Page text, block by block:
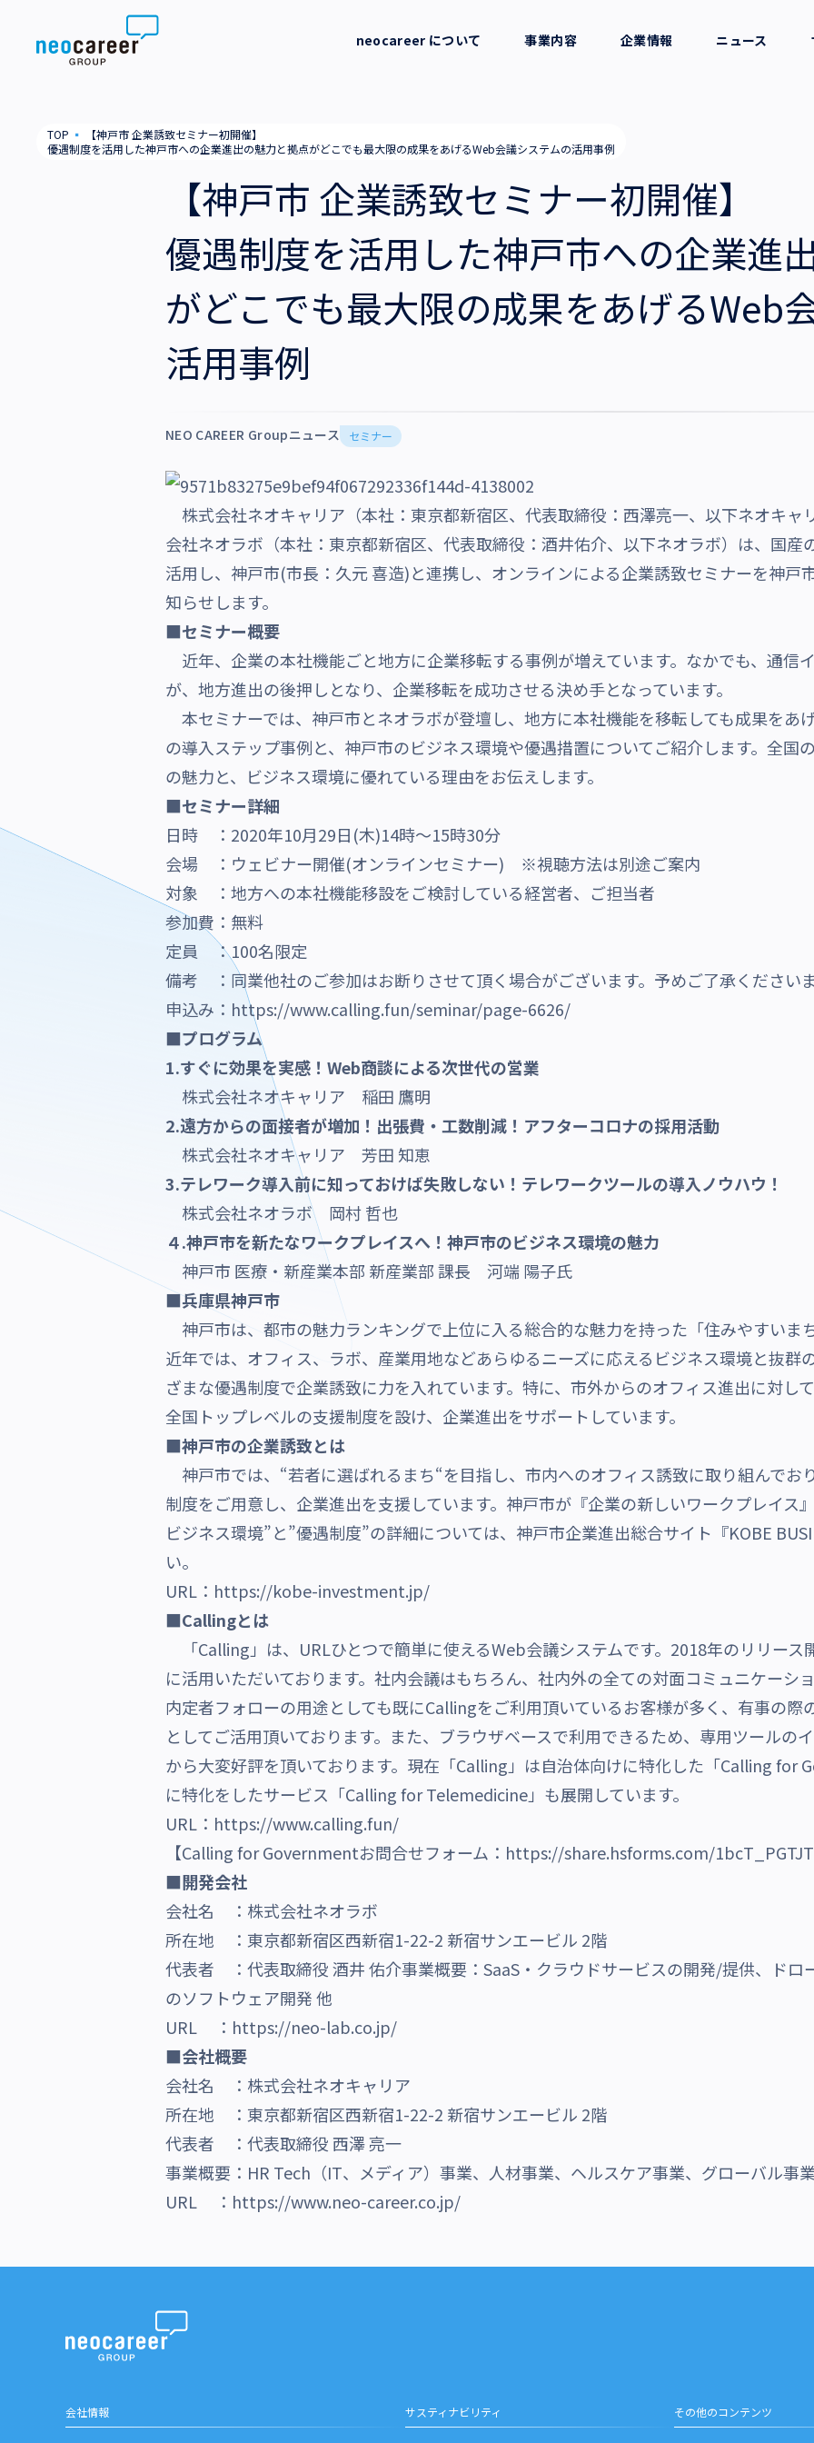
代表メッセージ
事業内容
neocareer について 事業内容 企業情報
拠点一覧
ニュース
TOP ▪
【神戸市 企業誘致セミナー初開催】
優遇制度を活用した神戸市への企業進出の魅力と拠点がどこでも最大限の成果をあげるWeb会議システムの活用事例
【神戸市 企業誘致セミナー初開催】
優遇制度を活用した神戸市への企業進
がどこでも最大限の成果をあげるWeb
活用事例
NEO CAREER Groupニュース セミナー
株式会社ネオキャリア（本社：東京都新宿区、代表取締役：西澤亮一、以下ネオキャ
会社ネオラボ（本社：東京都新宿区、代表取締役：酒井佑介、以下ネオラボ）は、国
活用し、神戸市(市長：久元 喜造)と連携し、オンラインによる企業誘致セミナーを神戸
知らせします。
■セミナー概要
近年、企業の本社機能ごと地方に企業移転する事例が増えています。なかでも、通信
が、地方進出の後押しとなり、企業移転を成功させる決め手となっています。
本セミナーでは、神戸市とネオラボが登壇し、 地方に本社機能を移転しても成果をあ
の導入ステップ事例と、神戸市のビジネス環境や優遇措置についてご紹介します。 全国
の魅力と、ビジネス環境に優れている理由をお伝えします。
■セミナー詳細
日時 ：2020年10月29日(木)14時～15時30分
会場 ：ウェビナー開催(オンラインセミナー) ※視聴方法は別途ご案内
対象 ：地方への本社機能移設をご検討している経営者、ご担当者
参加費：無料
定員 ：100名限定
備考 ：同業他社のご参加はお断りさせて頂く場合がございます。予めご了承ください
申込み： https://www.calling.fun/seminar/page-6626/
■プログラム
1.すぐに効果を実感！Web商談による次世代の営業
株式会社ネオキャリア 稲田 鷹明
2.遠方からの面接者が増加！出張費・工数削減！アフターコロナの採用活動
株式会社ネオキャリア 芳田 知恵
3.テレワーク導入前に知っておけば失敗しない！テレワークツールの導入ノウハウ！
株式会社ネオラボ 岡村 哲也
４.神戸市を新たなワークプレイスへ！神戸市のビジネス環境の魅力
神戸市 医療・新産業本部 新産業部 課長 河端 陽子氏
■兵庫県神戸市
神戸市は、 都市の魅力ランキングで上位に入る総合的な魅力を持った「住みやすいま
近年では、 オフィス、ラボ、産業用地などあらゆるニーズに応えるビジネス環境と抜群
ざまな優遇制度で企業誘致に力を入れています。 特に、市外からのオフィス進出に対し
全国トップレベルの支援制度を設け、企業進出をサポートしています。
■神戸市の企業誘致とは
神戸市では、“若者に選ばれるまち“を目指し、市内へのオフィス誘致に取り組んでお
制度をご用意し、企業進出を支援しています。神戸市が『企業の新しいワークプレイス
ビジネス環境”と”優遇制度”の詳細については、神戸市企業進出総合サイト 『KOBE
い。
URL： https://kobe-investment.jp/
■Callingとは
「Calling」は、URLひとつで簡単に使えるWeb会議システムです。2018年のリリース
に活用いただいております。社内会議はもちろん、社内外の全ての対面コミュニケーシ
内定者フォローの用途としても既にCallingをご利用頂いているお客様が多く、有事の
としてご活用頂いております。また、ブラウザベースで利用できるため、専用ツールの
から大変好評を頂いております。現在「Calling」は自治体向けに特化した「Calling for
に特化をしたサービス「Calling for Telemedicine」も展開しています。
URL： https://www.calling.fun/
【Calling for Governmentお問合せフォーム： https://share.hsforms.com/
■開発会社
会社名 ：株式会社ネオラボ
所在地 ：東京都新宿区西新宿1-22-2 新宿サンエービル 2階
代表者 ：代表取締役 酒井 佑介事業概要：SaaS・クラウドサービスの開発/提供、ドロ
のソフトウェア開発 他
URL ： https://neo-lab.co.jp/
■会社概要
会社名 ：株式会社ネオキャリア
所在地 ：東京都新宿区西新宿1-22-2 新宿サンエービル 2階
代表者 ：代表取締役 西澤 亮一
事業概要：HR Tech（IT、メディア）事業、人材事業、ヘルスケア事業、グローバル事
URL ： https://www.neo-career.co.jp/
会社情報 サスティナビリティ その他のコンテンツ